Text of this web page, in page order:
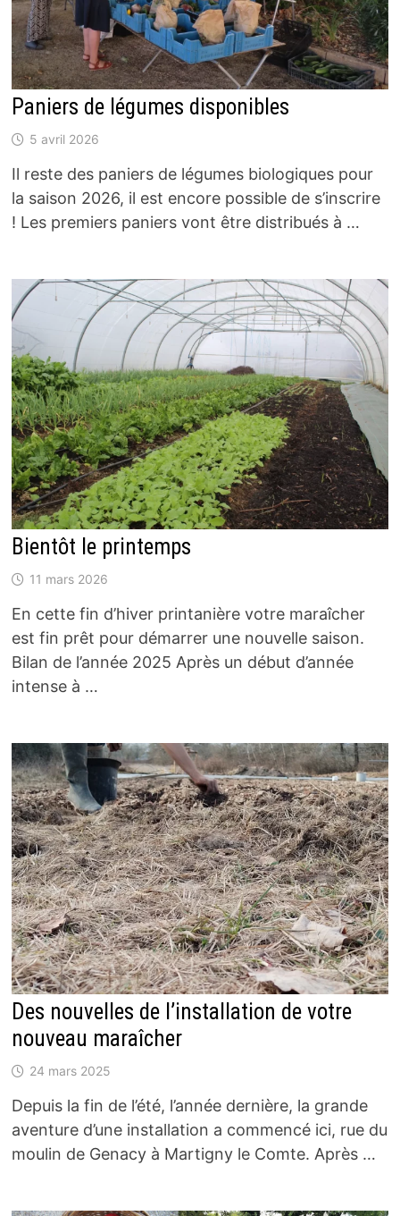
Paniers de légumes disponibles
5 avril 2026
Il reste des paniers de légumes biologiques pour
la saison 2026, il est encore possible de s’inscrire
! Les premiers paniers vont être distribués à …
Bientôt le printemps
11 mars 2026
En cette fin d’hiver printanière votre maraîcher
est fin prêt pour démarrer une nouvelle saison.
Bilan de l’année 2025 Après un début d’année
intense à …
Des nouvelles de l’installation de votre
nouveau maraîcher
24 mars 2025
Depuis la fin de l’été, l’année dernière, la grande
aventure d’une installation a commencé ici, rue du
moulin de Genacy à Martigny le Comte. Après …